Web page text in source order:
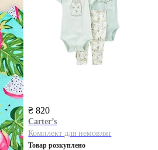
₴ 820
Carter’s
Комплект для немовлят
Товар розкуплено